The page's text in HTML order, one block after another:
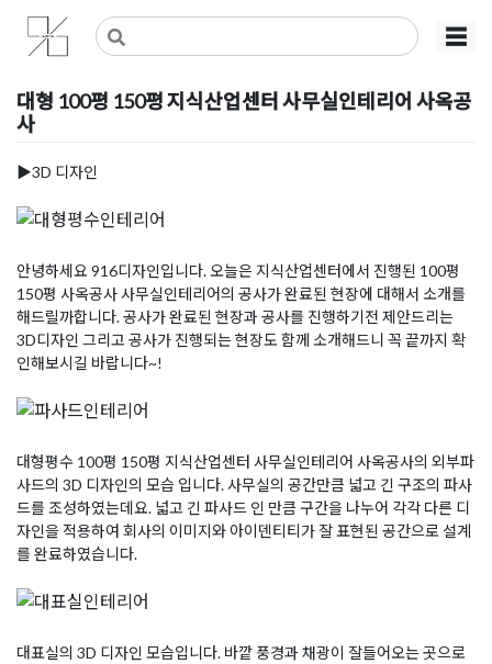
Skip
content
사무실인테리어 디자인 공사 비용견적 플랫폼
사무실인테리어 916
☰
대형 100평 150평 지식산업센터 사무실인테리어 사옥공
사
Posted on
▶3D 디자인
안녕하세요 916디자인입니다. 오늘은 지식산업센터에서 진행된 100평
150평 사옥공사 사무실인테리어의 공사가 완료된 현장에 대해서 소개를
해드릴까합니다. 공사가 완료된 현장과 공사를 진행하기전 제안드리는
3D디자인 그리고 공사가 진행되는 현장도 함께 소개해드니 꼭 끝까지 확
인해보시길 바랍니다~!
대형평수 100평 150평 지식산업센터 사무실인테리어 사옥공사의 외부파
사드의 3D 디자인의 모습 입니다. 사무실의 공간만큼 넓고 긴 구조의 파사
드를 조성하였는데요. 넓고 긴 파사드 인 만큼 구간을 나누어 각각 다른 디
자인을 적용하여 회사의 이미지와 아이덴티티가 잘 표현된 공간으로 설계
를 완료하였습니다.
대표실의 3D 디자인 모습입니다. 바깥 풍경과 채광이 잘들어오는 곳으로